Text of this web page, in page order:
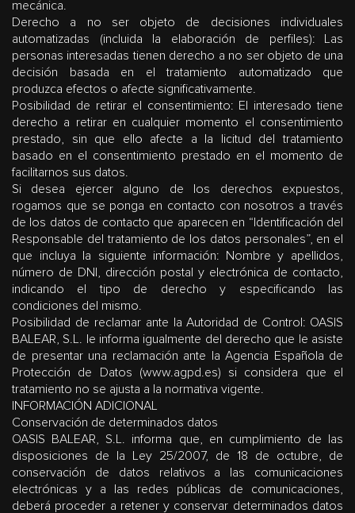
mecánica.
Derecho a no ser objeto de decisiones individuales
automatizadas (incluida la elaboración de perfiles): Las
personas interesadas tienen derecho a no ser objeto de una
decisión basada en el tratamiento automatizado que
produzca efectos o afecte significativamente.
Posibilidad de retirar el consentimiento: El interesado tiene
derecho a retirar en cualquier momento el consentimiento
prestado, sin que ello afecte a la licitud del tratamiento
basado en el consentimiento prestado en el momento de
facilitarnos sus datos.
Si desea ejercer alguno de los derechos expuestos,
rogamos que se ponga en contacto con nosotros a través
de los datos de contacto que aparecen en “Identificación del
Responsable del tratamiento de los datos personales”, en el
que incluya la siguiente información: Nombre y apellidos,
número de DNI, dirección postal y electrónica de contacto,
indicando el tipo de derecho y especificando las
condiciones del mismo.
Posibilidad de reclamar ante la Autoridad de Control: OASIS
BALEAR, S.L. le informa igualmente del derecho que le asiste
de presentar una reclamación ante la Agencia Española de
Protección de Datos (www.agpd.es) si considera que el
tratamiento no se ajusta a la normativa vigente.
INFORMACIÓN ADICIONAL
Conservación de determinados datos
OASIS BALEAR, S.L. informa que, en cumplimiento de las
disposiciones de la Ley 25/2007, de 18 de octubre, de
conservación de datos relativos a las comunicaciones
electrónicas y a las redes públicas de comunicaciones,
deberá proceder a retener y conservar determinados datos